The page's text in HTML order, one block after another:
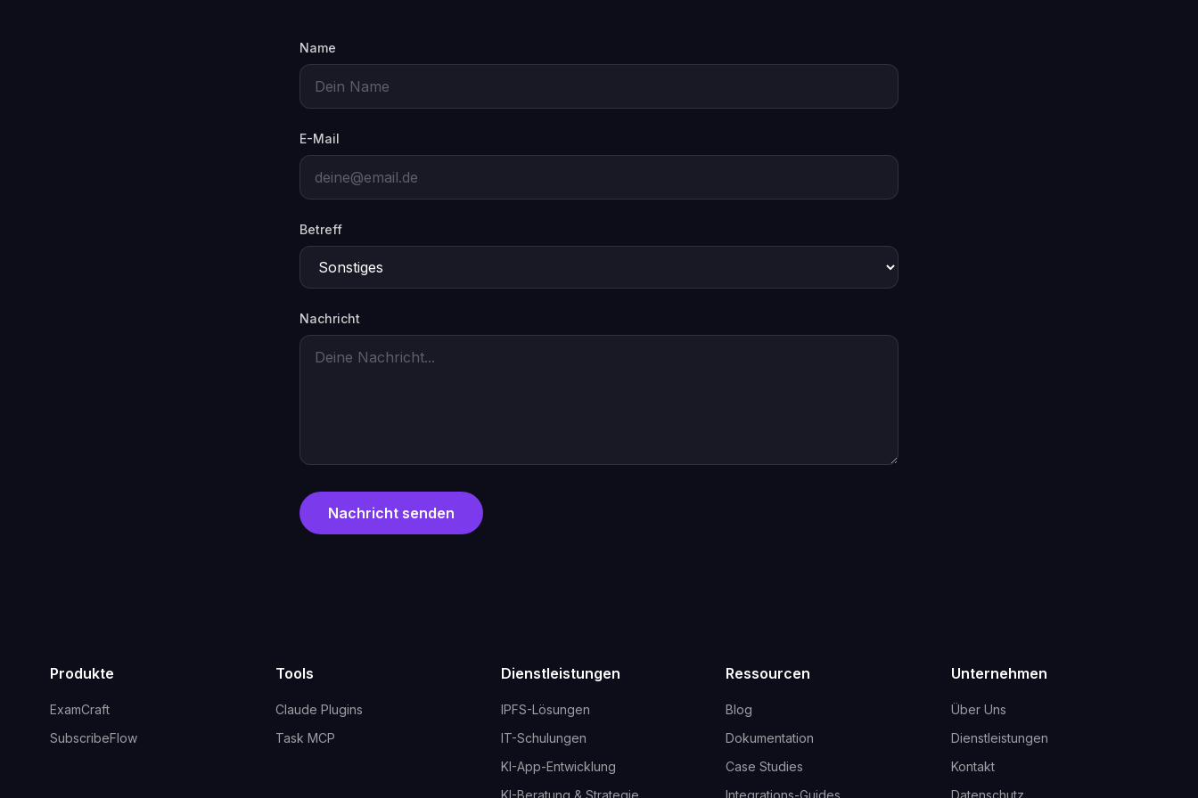
Name
E-Mail
Betreff
Nachricht
Nachricht senden
Produkte
ExamCraft
SubscribeFlow
Tools
Claude Plugins
Task MCP
Dienstleistungen
IPFS-Lösungen
IT-Schulungen
KI-App-Entwicklung
KI-Beratung & Strategie
Ressourcen
Blog
Dokumentation
Case Studies
Integrations-Guides
Unternehmen
Über Uns
Dienstleistungen
Kontakt
Datenschutz